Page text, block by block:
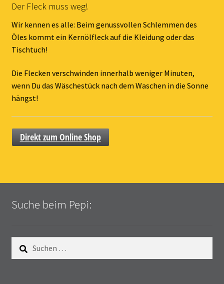
Der Fleck muss weg!
Wir kennen es alle: Beim genussvollen Schlemmen des
Öles kommt ein Kernölfleck auf die Kleidung oder das
Tischtuch!
Die Flecken verschwinden innerhalb weniger Minuten,
wenn Du das Wäschestück nach dem Waschen in die Sonne
hängst!
Direkt zum Online Shop
Suche beim Pepi:
nach: